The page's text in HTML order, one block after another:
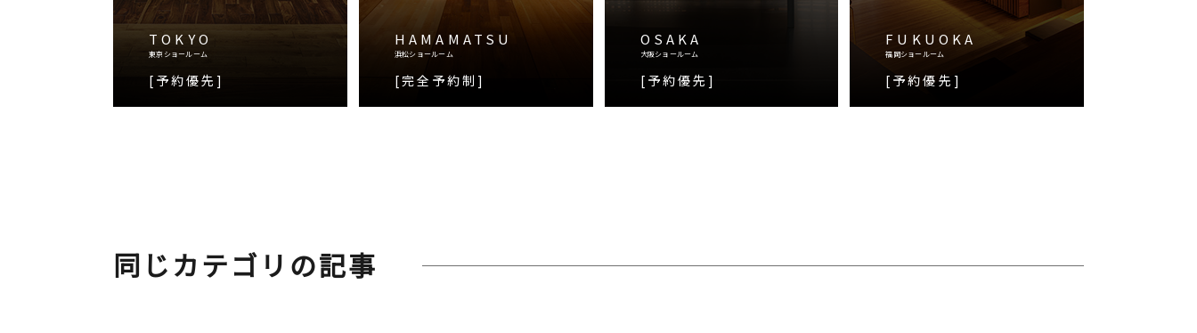
TOKYO
東京ショールーム
[予約優先]
HAMAMATSU
浜松ショールーム
[完全予約制]
OSAKA
大阪ショールーム
[予約優先]
FUKUOKA
福岡ショールーム
[予約優先]
同じカテゴリの記事